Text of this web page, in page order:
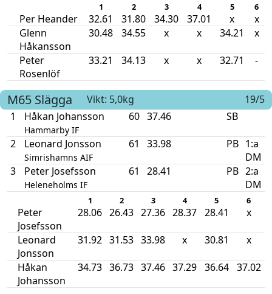
1 2 3 4 5 6
Per Heander 32.61 31.80 34.30 37.01 x
x
Glenn
Håkansson
30.48 34.55 x x 34.21 x
Peter
Rosenlöf
33.21 34.13 x x 32.71 -
M65 Slägga Vikt: 5,0kg
19/5
1
Håkan Johansson
Hammarby IF
60 37.46 SB
2 Leonard Jonsson
Simrishamns AIF
61 33.98 PB 1:a
DM
3
Peter Josefsson
Heleneholms IF
61 28.41 PB 2:a
DM
1 2 3 4 5 6
Peter
Josefsson
28.06 26.43 27.36 28.37 28.41 x
Leonard
Jonsson
31.92 31.53 33.98 x 30.81 x
Håkan
Johansson
34.73 36.73 37.46 37.29 36.64 37.02